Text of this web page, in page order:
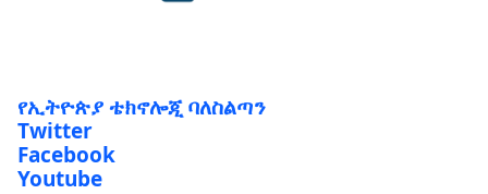
የኢትዮጵያ ቴክኖሎጂ ባለስልጣን
Twitter
Facebook
Youtube